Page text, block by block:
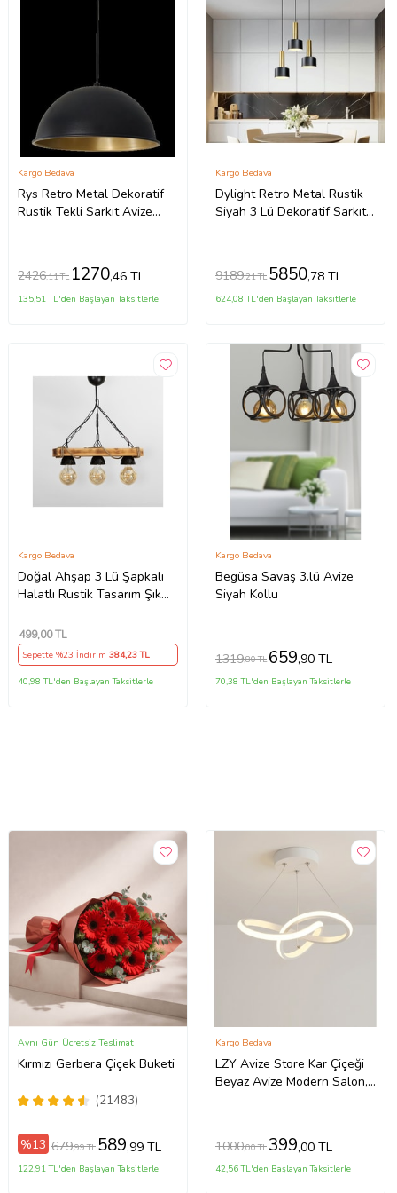
Rys Retro Metal Dekoratif
Rustik Tekli Sarkıt Avize
Kargo Bedava
2426,11 TL 1270,46 TL
135,51 TL'den Başlayan Taksitlerle
Dylight Retro Metal Rustik
Siyah 3 Lü Dekoratif Sarkıt
Kargo Bedava
9189,21 TL 5850,78 TL
624,08 TL'den Başlayan Taksitlerle
Doğal Ahşap 3 Lü Şapkalı
Halatlı Rustik Tasarım Şık
Kargo Bedava
499,00 TL
Sepette %23 İndirim384,23 TL
40,98 TL'den Başlayan Taksitlerle
Begüsa Savaş 3.lü Avize
Siyah Kollu
Kargo Bedava
1319,80 TL 659,90 TL
70,38 TL'den Başlayan Taksitlerle
Kırmızı Gerbera Çiçek Buketi
(21483)
Aynı Gün Ücretsiz Teslimat
%13 679,99 TL 589,99 TL
122,91 TL'den Başlayan Taksitlerle
LZY Avize Store Kar Çiçeği
Beyaz Avize Modern Salon,
Kargo Bedava
1000,00 TL 399,00 TL
42,56 TL'den Başlayan Taksitlerle